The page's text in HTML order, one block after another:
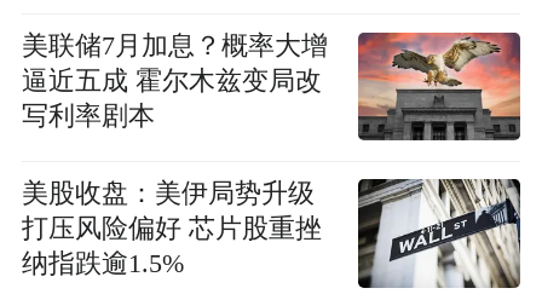
美联储7月加息？概率大增
逼近五成 霍尔木兹变局改
写利率剧本
美股收盘：美伊局势升级
打压风险偏好 芯片股重挫
纳指跌逾1.5%